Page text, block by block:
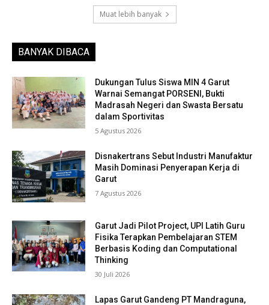
Muat lebih banyak
BANYAK DIBACA
Dukungan Tulus Siswa MIN 4 Garut
Warnai Semangat PORSENI, Bukti
Madrasah Negeri dan Swasta Bersatu
dalam Sportivitas
5 Agustus 2026
Disnakertrans Sebut Industri Manufaktur
Masih Dominasi Penyerapan Kerja di
Garut
7 Agustus 2026
Garut Jadi Pilot Project, UPI Latih Guru
Fisika Terapkan Pembelajaran STEM
Berbasis Koding dan Computational
Thinking
30 Juli 2026
Lapas Garut Gandeng PT Mandraguna,